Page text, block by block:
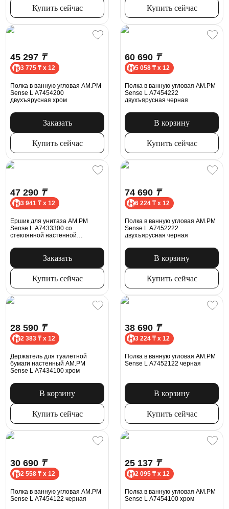
Купить сейчас Купить сейчас
45 297 ₸
3 775 ₸ x 12
Полка в ванную угловая AM.PM
Sense L A7454200
двухъярусная хром
Заказать
Купить сейчас
60 690 ₸
5 058 ₸ x 12
Полка в ванную угловая AM.PM
Sense L A7454222
двухъярусная черная
В корзину
Купить сейчас
47 290 ₸
3 941 ₸ x 12
Ершик для унитаза AM.PM
Sense L A7433300 со
стеклянной настенной
Заказать
Купить сейчас
74 690 ₸
6 224 ₸ x 12
Полка в ванную угловая AM.PM
Sense L A7452222
двухъярусная черная
В корзину
Купить сейчас
28 590 ₸
2 383 ₸ x 12
Держатель для туалетной
бумаги настенный AM.PM
Sense L A7434100 хром
В корзину
Купить сейчас
38 690 ₸
3 224 ₸ x 12
Полка в ванную угловая AM.PM
Sense L A7452122 черная
В корзину
Купить сейчас
30 690 ₸
2 558 ₸ x 12
Полка в ванную угловая AM.PM
Sense L A7454122 черная
25 137 ₸
2 095 ₸ x 12
Полка в ванную угловая AM.PM
Sense L A7454100 хром